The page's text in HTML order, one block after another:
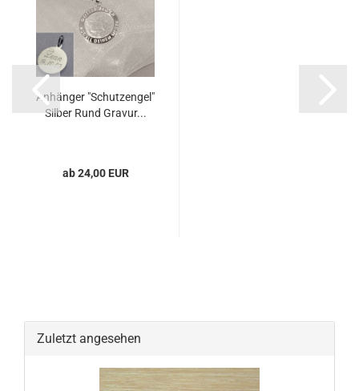
Anhänger "Schutzengel"
Silber Rund Gravur...
ab 24,00 EUR
Zuletzt angesehen